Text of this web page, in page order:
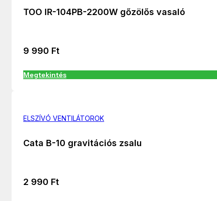
TOO IR-104PB-2200W gőzölős vasaló
9 990 Ft
Megtekintés
ELSZÍVÓ VENTILÁTOROK
Cata B-10 gravitációs zsalu
2 990 Ft